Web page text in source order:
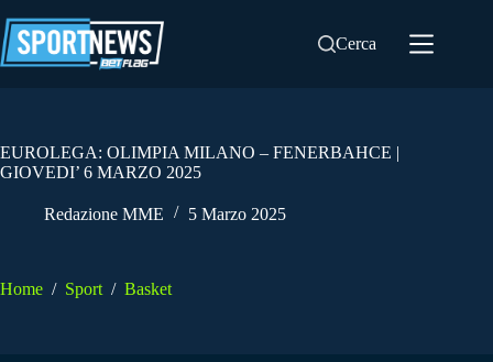
al
contenuto
Cerca
EUROLEGA: OLIMPIA MILANO – FENERBAHCE |
GIOVEDI’ 6 MARZO 2025
Redazione MME 5 Marzo 2025
Home / Sport / Basket